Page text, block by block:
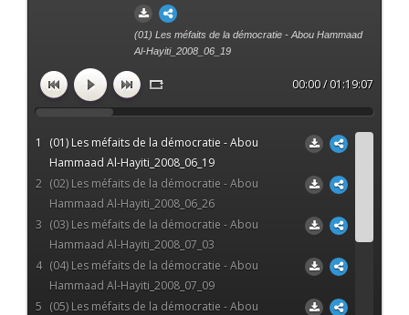
(01) Les méfaits de la démocratie - Abou Hammaad
Al-Hayiti_2008_06_19
00:00 / 01:19:07
1
(01) Les méfaits de la démocratie - Abou
Hammaad Al-Hayiti_2008_06_19
2 (02) Les méfaits de la démocratie - Abou
Hammaad Al-Hayiti_2008_06_26
3 (03) Les méfaits de la démocratie - Abou
Hammaad Al-Hayiti_2008_07_03
4 (04) Les méfaits de la démocratie - Abou
Hammaad Al-Hayiti_2008_07_09
5 (05) Les méfaits de la démocratie - Abou